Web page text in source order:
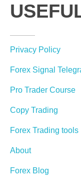
Privacy Policy
Forex Signal
Pro Trader Course
Copy Trading
Forex Trading tools
About
Forex Blog